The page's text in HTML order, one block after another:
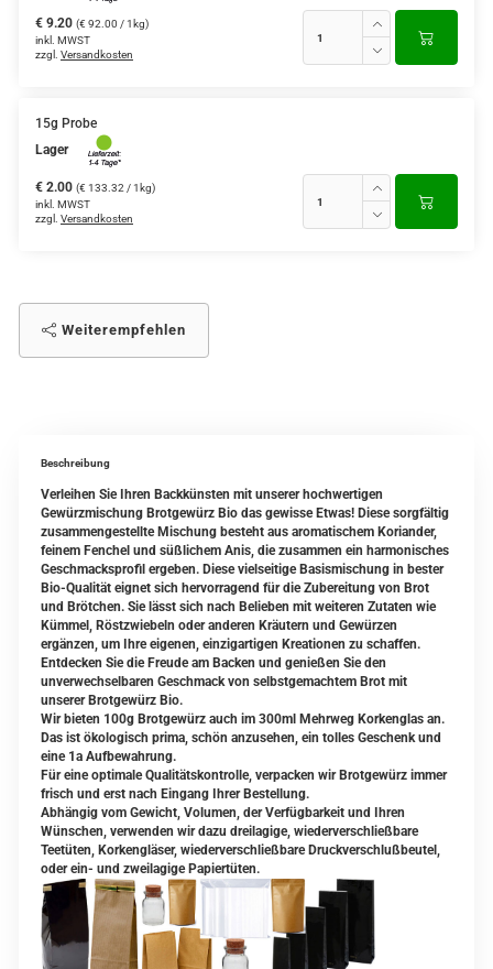
€ 9.20 (€ 92.00 / 1kg)
inkl. MWST
zzgl. Versandkosten
15g Probe
Lager
€ 2.00 (€ 133.32 / 1kg)
inkl. MWST
zzgl. Versandkosten
Weiterempfehlen
Beschreibung
Verleihen Sie Ihren Backkünsten mit unserer hochwertigen
Gewürzmischung Brotgewürz Bio das gewisse Etwas! Diese sorgfältig
zusammengestellte Mischung besteht aus aromatischem Koriander,
feinem Fenchel und süßlichem Anis, die zusammen ein harmonisches
Geschmacksprofil ergeben. Diese vielseitige Basismischung in bester
Bio-Qualität eignet sich hervorragend für die Zubereitung von Brot
und Brötchen. Sie lässt sich nach Belieben mit weiteren Zutaten wie
Kümmel, Röstzwiebeln oder anderen Kräutern und Gewürzen
ergänzen, um Ihre eigenen, einzigartigen Kreationen zu schaffen.
Entdecken Sie die Freude am Backen und genießen Sie den
unverwechselbaren Geschmack von selbstgemachtem Brot mit
unserer Brotgewürz Bio.
Wir bieten 100g Brotgewürz auch im 300ml Mehrweg Korkenglas an.
Das ist ökologisch prima, schön anzusehen, ein tolles Geschenk und
eine 1a Aufbewahrung.
Für eine optimale Qualitätskontrolle, verpacken wir Brotgewürz immer
frisch und erst nach Eingang Ihrer Bestellung.
Abhängig vom Gewicht, Volumen, der Verfügbarkeit und Ihren
Wünschen, verwenden wir dazu dreilagige, wiederverschließbare
Teetüten, Korkengläser, wiederverschließbare Druckverschlußbeutel,
oder ein- und zweilagige Papiertüten.